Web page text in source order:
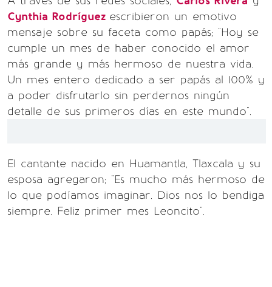
Cynthia Rodríguez escribieron un emotivo
mensaje sobre su faceta como papás; "Hoy se
cumple un mes de haber conocido el amor
más grande y más hermoso de nuestra vida.
Un mes entero dedicado a ser papás al 100% y
a poder disfrutarlo sin perdernos ningún
detalle de sus primeros días en este mundo".
El cantante nacido en Huamantla, Tlaxcala y su
esposa agregaron; "Es mucho más hermoso de
lo que podíamos imaginar. Dios nos lo bendiga
siempre. Feliz primer mes Leoncito".